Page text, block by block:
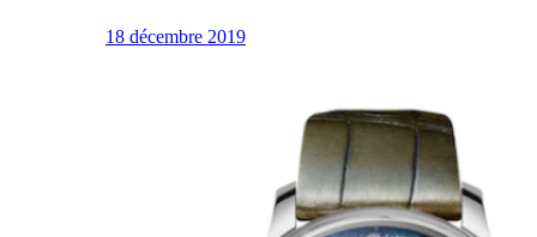
18 décembre 2019